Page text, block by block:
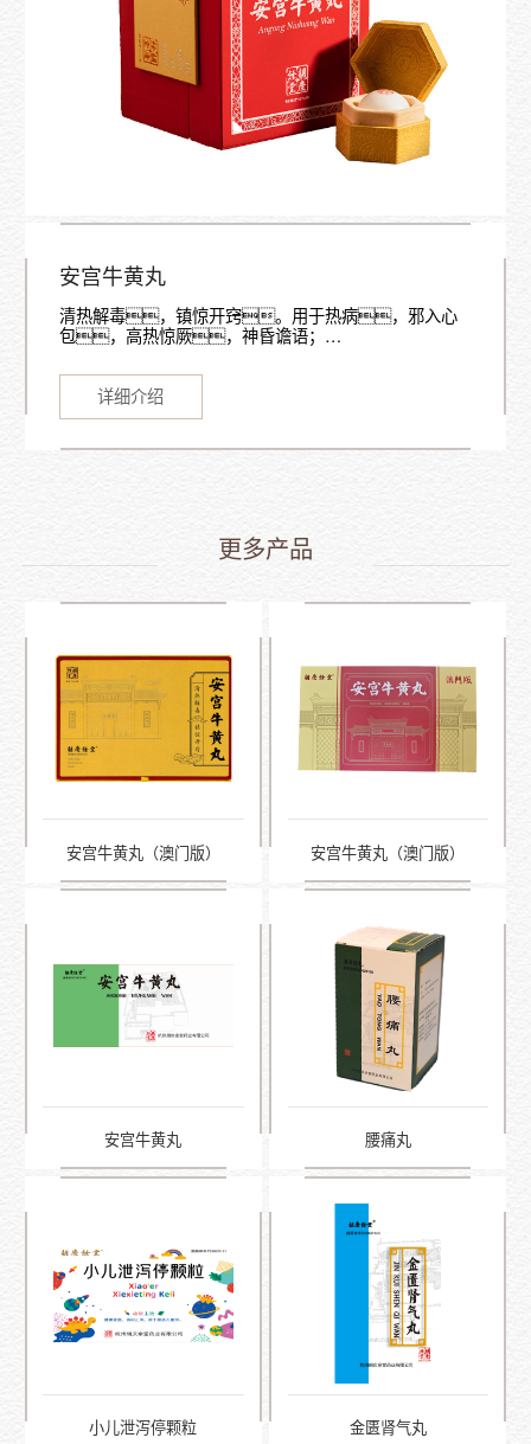
安宫牛黄丸
清热解毒，镇惊开窍。用于热病，邪入心
包，高热惊厥，神昏谵语；…
详细介绍
更多产品
安宫牛黄丸（澳门版） 安宫牛黄丸（澳门版）
安宫牛黄丸 腰痛丸
小儿泄泻停颗粒 金匮肾气丸